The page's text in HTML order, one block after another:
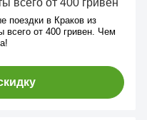
всего от 400 гривен
поездки в Краков из
всего от 400 гривен. Чем